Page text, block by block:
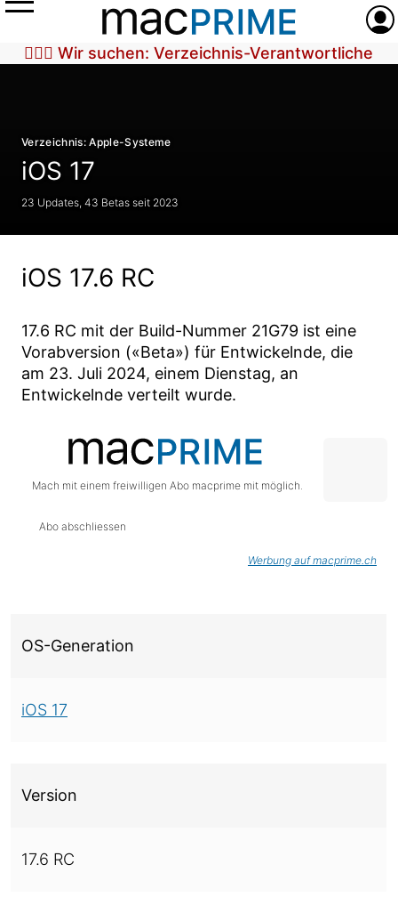
Menü
🕵🏼‍♀️ Wir suchen: Verzeichnis-Verantwortliche
Verzeichnis: Apple-Systeme
iOS 17
23 Updates, 43 Betas seit 2023
iOS 17.6 RC
17.6 RC mit der Build-Nummer 21G79 ist eine
Vorabversion («Beta») für Entwickelnde, die
am 23. Juli 2024, einem Dienstag, an
Entwickelnde verteilt wurde.
Mach mit einem freiwilligen Abo macprime mit möglich.
Abo abschliessen
Werbung auf macprime.ch
OS-Generation
iOS 17
Version
17.6 RC